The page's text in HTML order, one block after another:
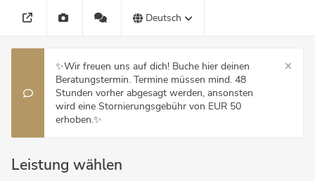
Deutsch
✨Wir freuen uns auf dich! Buche hier deinen
Beratungstermin. Termine müssen mind. 48
Stunden vorher abgesagt werden, ansonsten
wird eine Stornierungsgebühr von EUR 50
erhoben.✨
Leistung wählen